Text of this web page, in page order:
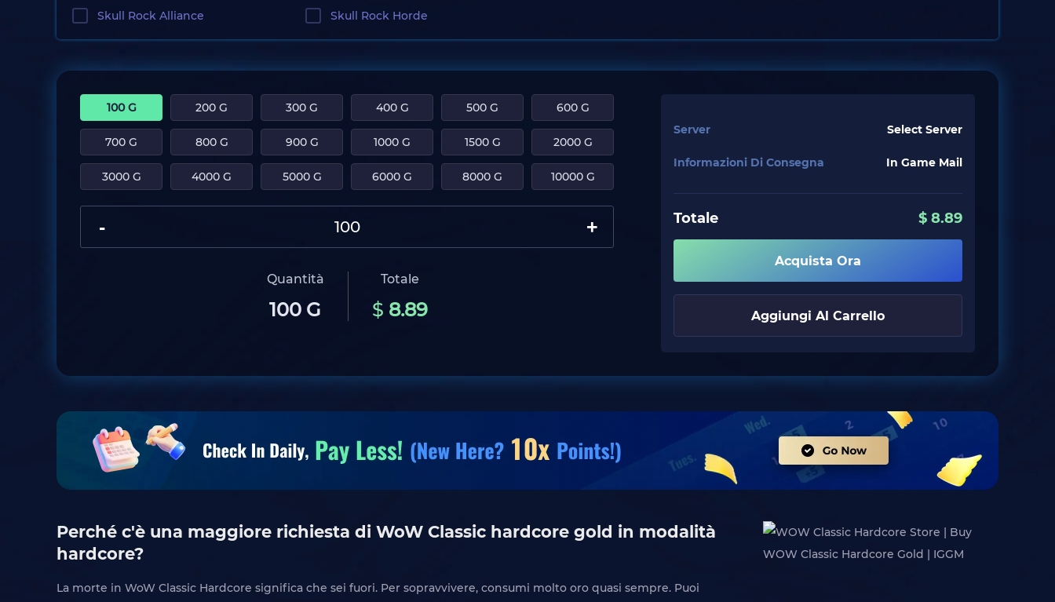
Skull Rock Alliance Skull Rock Horde
100 G 200 G 300 G 400 G 500 G 600 G
700 G 800 G 900 G 1000 G 1500 G 2000 G
3000 G 4000 G 5000 G 6000 G 8000 G 10000 G
- +
Quantità
100 G
Totale
$ 8.89
Server Select Server
Informazioni Di Consegna In Game Mail
Totale $ 8.89
Acquista Ora
Aggiungi Al Carrello
Perché c'è una maggiore richiesta di WoW Classic hardcore gold in modalità
hardcore?
La morte in WoW Classic Hardcore significa che sei fuori. Per sopravvivere, consumi molto oro quasi sempre. Puoi